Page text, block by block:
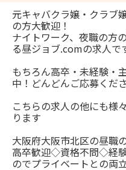
元キャバクラ嬢・クラブ
の方大歓迎！
ナイトワーク、夜職の方
る昼ジョブ.comの求人で
もちろん高卒・未経験・
中！どんどんご応募くださ
こちらの求人の他にも様
ります
大阪府大阪市北区の昼職
高卒歓迎◇資格不問◇経
のでプライベートとの両